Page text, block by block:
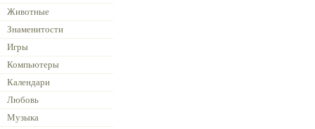
Животные
Знаменитости
Игры
Компьютеры
Календари
Любовь
Музыка